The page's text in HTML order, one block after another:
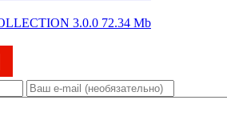
3.0.0 72.34 Mb